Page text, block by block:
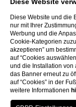
WEBSITE BY BLASTNESS
Diese Website und die
nur mit Ihrer
Werbung und die
Cookie-Kategorien
akzeptieren” um
auf “Cookies
und die Installation von
das Banner erneut zu
auf “Cookies” in der
weitere Informationen